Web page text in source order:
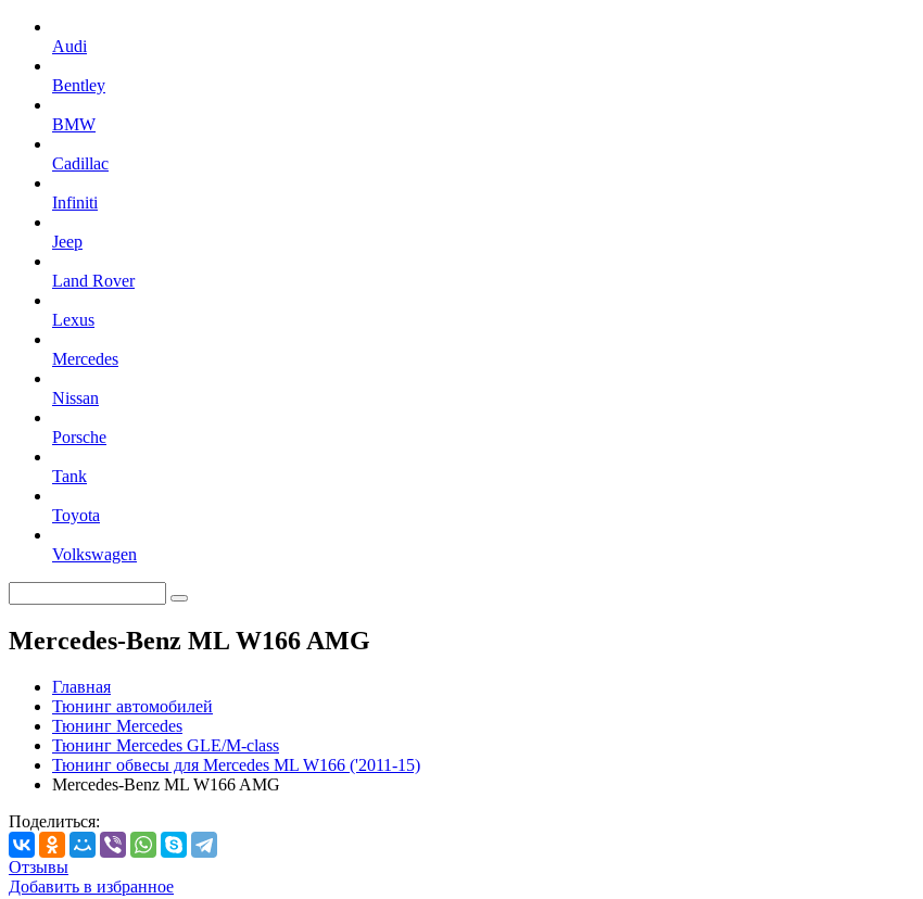
Audi
Bentley
BMW
Cadillac
Infiniti
Jeep
Land Rover
Lexus
Mercedes
Nissan
Porsche
Tank
Toyota
Volkswagen
Mercedes-Benz ML W166 AMG
Главная
Тюнинг автомобилей
Тюнинг Mercedes
Тюнинг Mercedes GLE/M-class
Тюнинг обвесы для Mercedes ML W166 ('2011-15)
Mercedes-Benz ML W166 AMG
Поделиться:
Отзывы
Добавить в избранное